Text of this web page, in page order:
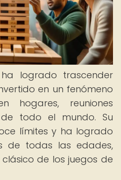
logrado trascender
en un fenómeno
hogares, reuniones
todo el mundo. Su
límites y ha logrado
de todas las edades,
de los juegos de